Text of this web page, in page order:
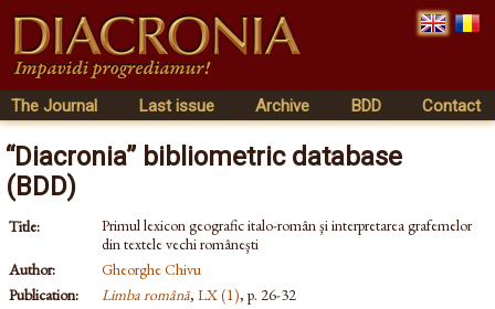
The Journal Last issue Archive BDD Contact
“Diacronia” bibliometric database
(BDD)
Title:
Primul lexicon geografic italo-român şi interpretarea grafemelor
din textele vechi româneşti
Author:
Gheorghe Chivu
Publication:
Limba română, LX (1), p. 26-32